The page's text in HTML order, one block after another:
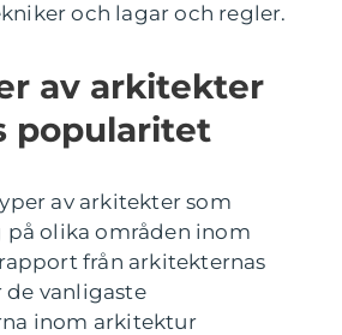
och lagar och regler.
av arkitekter
popularitet
av arkitekter som
på olika områden inom
från arkitekternas
de vanligaste
inom arkitektur